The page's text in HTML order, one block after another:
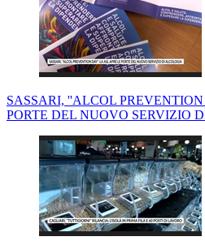
SASSARI, ''ALCOL
PORTE DEL NUOVO SERVIZIO